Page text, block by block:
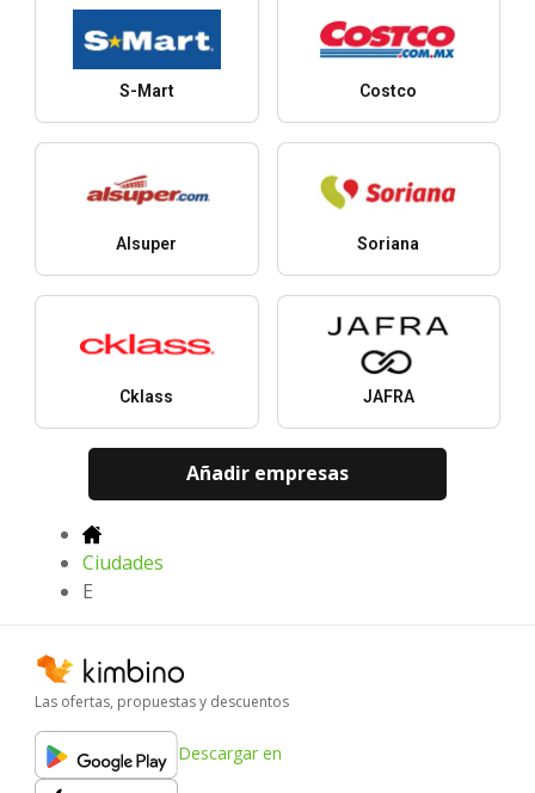
S-Mart Costco
Alsuper Soriana
Cklass JAFRA
Añadir empresas
Ciudades
E
Las ofertas, propuestas y descuentos
Descargar en